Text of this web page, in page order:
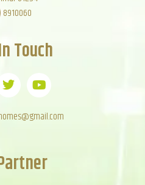
8910060
Touch